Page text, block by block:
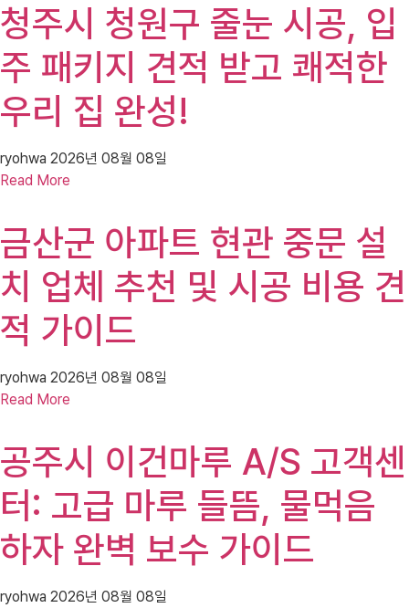
청주시 청원구 줄눈 시공, 입
주 패키지 견적 받고 쾌적한
우리 집 완성!
ryohwa 2026년 08월 08일
Read More
금산군 아파트 현관 중문 설
치 업체 추천 및 시공 비용 견
적 가이드
ryohwa 2026년 08월 08일
Read More
공주시 이건마루 A/S 고객센
터: 고급 마루 들뜸, 물먹음
하자 완벽 보수 가이드
ryohwa 2026년 08월 08일